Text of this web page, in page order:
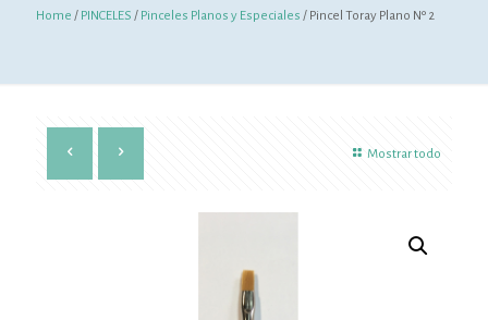
Home / PINCELES / Pinceles Planos y Especiales / Pincel Toray Plano Nº 2
Mostrar todo